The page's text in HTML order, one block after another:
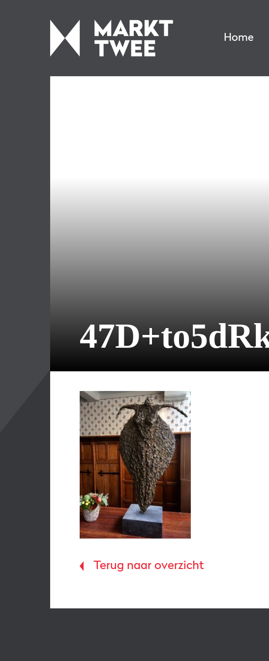
Home
Terug naar overzicht